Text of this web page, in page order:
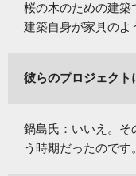
桜の木のための建築
建築自身が家具のよ
彼らのプロジェクト
鍋島氏：いいえ。そ
う時期だったので